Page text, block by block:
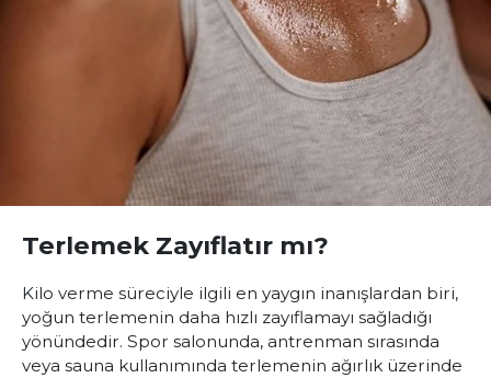
Terlemek Zayıflatır mı?
Kilo verme süreciyle ilgili en yaygın inanışlardan biri,
yoğun terlemenin daha hızlı zayıflamayı sağladığı
yönündedir. Spor salonunda, antrenman sırasında
veya sauna kullanımında terlemenin ağırlık üzerinde